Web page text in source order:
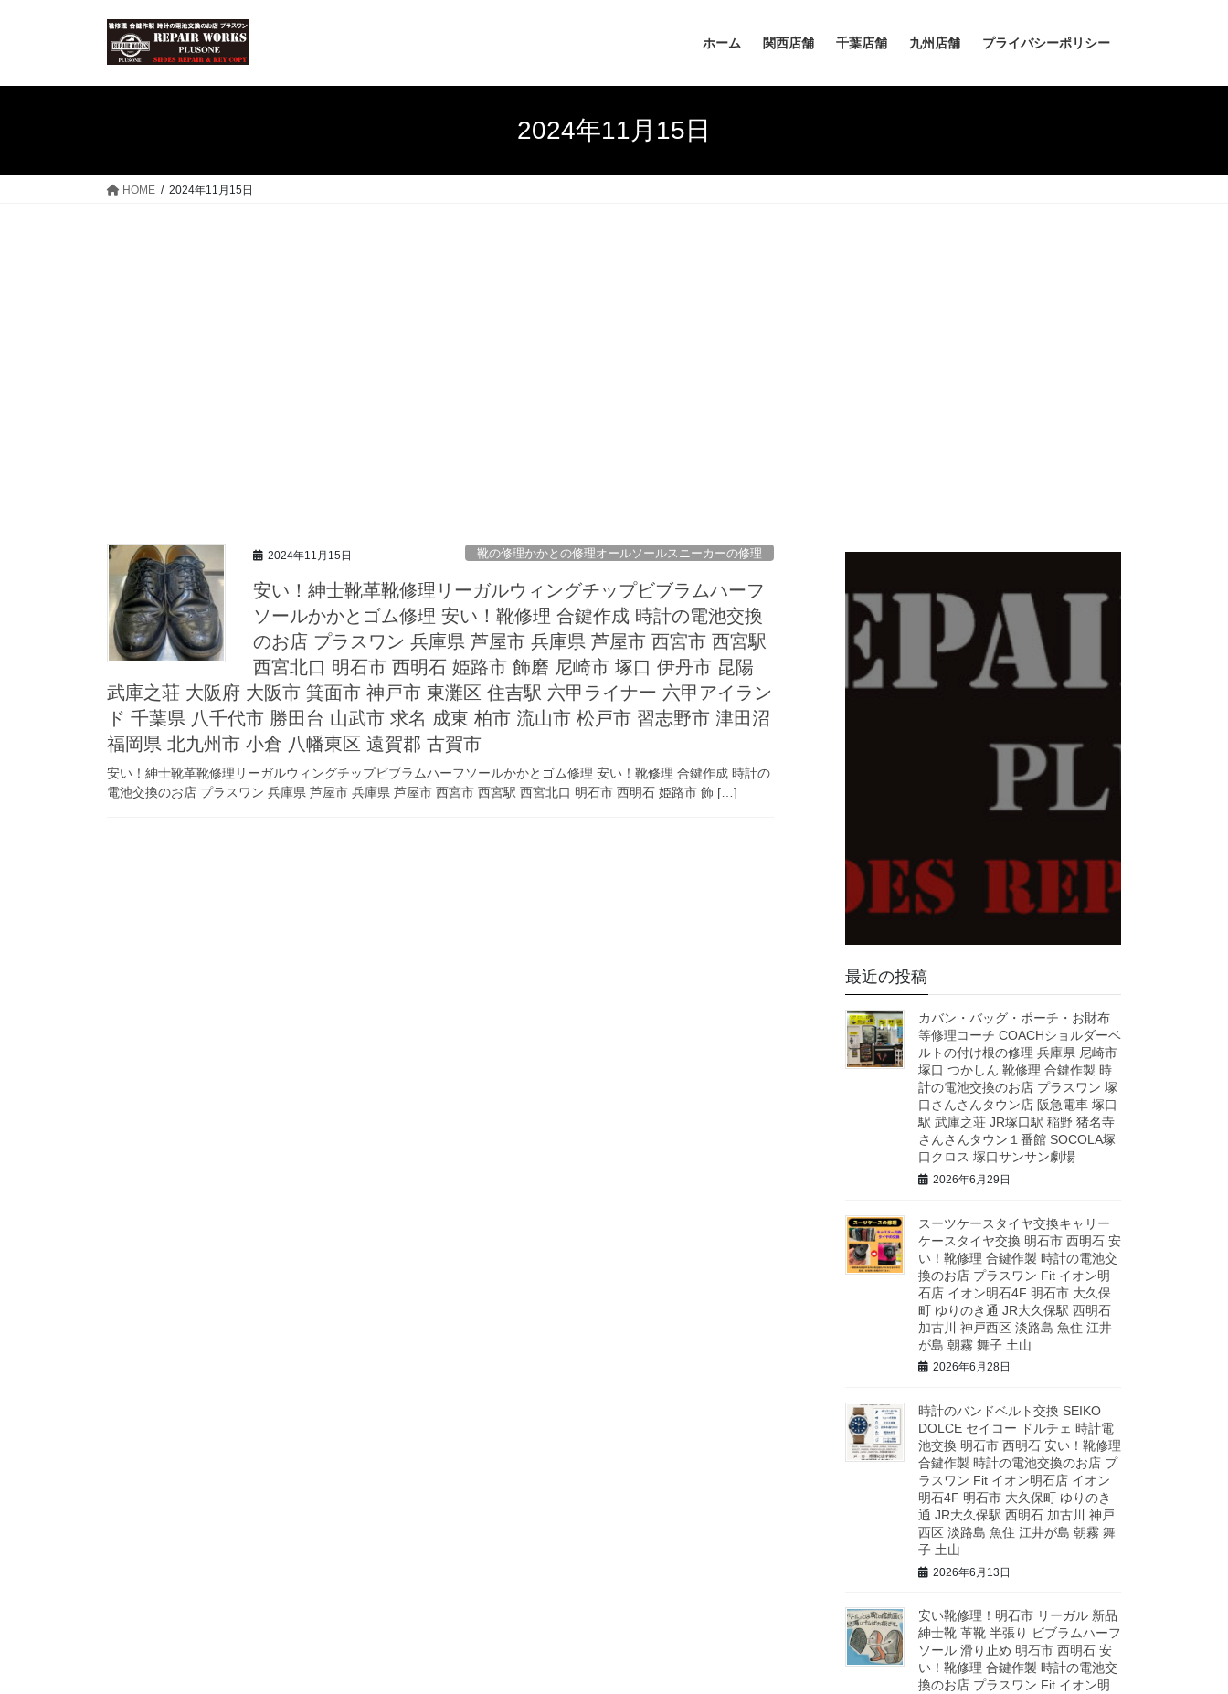
ホーム 関西店舗 千葉店舗 九州店舗 プライバシーポリシー
2024年11月15日
HOME 2024年11月15日
2024年11月15日 靴の修理かかとの修理オールソールスニーカーの修理
安い！紳士靴革靴修理リーガルウィングチップビブラムハーフ
ソールかかとゴム修理 安い！靴修理 合鍵作成 時計の電池交換
のお店 プラスワン 兵庫県 芦屋市 兵庫県 芦屋市 西宮市 西宮駅
西宮北口 明石市 西明石 姫路市 飾磨 尼崎市 塚口 伊丹市 昆陽
武庫之荘 大阪府 大阪市 箕面市 神戸市 東灘区 住吉駅 六甲ライナー 六甲アイラン
ド 千葉県 八千代市 勝田台 山武市 求名 成東 柏市 流山市 松戸市 習志野市 津田沼
福岡県 北九州市 小倉 八幡東区 遠賀郡 古賀市
安い！紳士靴革靴修理リーガルウィングチップビブラムハーフソールかかとゴム修理 安い！靴修理 合鍵作成 時計の
電池交換のお店 プラスワン 兵庫県 芦屋市 兵庫県 芦屋市 西宮市 西宮駅 西宮北口 明石市 西明石 姫路市 飾 […]
最近の投稿
カバン・バッグ・ポーチ・お財布
等修理コーチ COACHショルダーベ
ルトの付け根の修理 兵庫県 尼崎市
塚口 つかしん 靴修理 合鍵作製 時
計の電池交換のお店 プラスワン 塚
口さんさんタウン店 阪急電車 塚口
駅 武庫之荘 JR塚口駅 稲野 猪名寺
さんさんタウン１番館 SOCOLA塚
口クロス 塚口サンサン劇場
2026年6月29日
スーツケースタイヤ交換キャリー
ケースタイヤ交換 明石市 西明石 安
い！靴修理 合鍵作製 時計の電池交
換のお店 プラスワン Fit イオン明
石店 イオン明石4F 明石市 大久保
町 ゆりのき通 JR大久保駅 西明石
加古川 神戸西区 淡路島 魚住 江井
が島 朝霧 舞子 土山
2026年6月28日
時計のバンドベルト交換 SEIKO
DOLCE セイコー ドルチェ 時計電
池交換 明石市 西明石 安い！靴修理
合鍵作製 時計の電池交換のお店 プ
ラスワン Fit イオン明石店 イオン
明石4F 明石市 大久保町 ゆりのき
通 JR大久保駅 西明石 加古川 神戸
西区 淡路島 魚住 江井が島 朝霧 舞
子 土山
2026年6月13日
安い靴修理！明石市 リーガル 新品
紳士靴 革靴 半張り ビブラムハーフ
ソール 滑り止め 明石市 西明石 安
い！靴修理 合鍵作製 時計の電池交
換のお店 プラスワン Fit イオン明